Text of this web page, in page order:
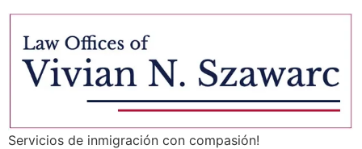
Servicios de inmigración con compasión!